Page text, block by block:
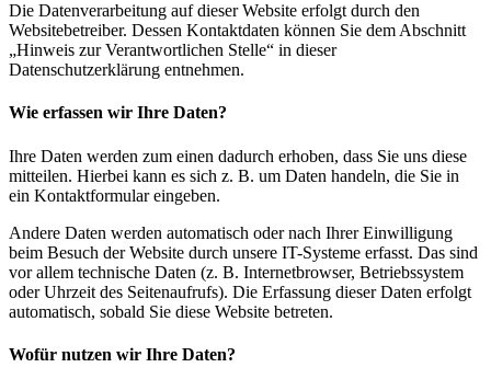
Die Datenverarbeitung auf dieser Website erfolgt durch den
Websitebetreiber. Dessen Kontaktdaten können Sie dem Abschnitt
„Hinweis zur Verantwortlichen Stelle“ in dieser
Datenschutzerklärung entnehmen.
Wie erfassen wir Ihre Daten?
Ihre Daten werden zum einen dadurch erhoben, dass Sie uns diese
mitteilen. Hierbei kann es sich z. B. um Daten handeln, die Sie in
ein Kontaktformular eingeben.
Andere Daten werden automatisch oder nach Ihrer Einwilligung
beim Besuch der Website durch unsere IT-Systeme erfasst. Das sind
vor allem technische Daten (z. B. Internetbrowser, Betriebssystem
oder Uhrzeit des Seitenaufrufs). Die Erfassung dieser Daten erfolgt
automatisch, sobald Sie diese Website betreten.
Wofür nutzen wir Ihre Daten?